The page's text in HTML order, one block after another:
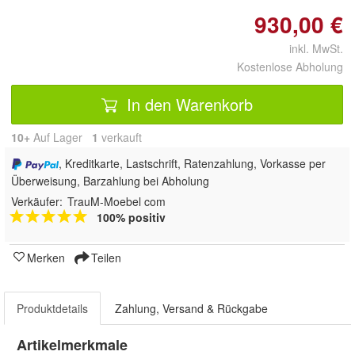
930,00 €
inkl. MwSt.
Kostenlose Abholung
In den Warenkorb
10+ Auf Lager 1 verkauft
, Kreditkarte, Lastschrift, Ratenzahlung, Vorkasse per
Überweisung, Barzahlung bei Abholung
Verkäufer: TrauM-Moebel com
100% positiv
Merken Teilen
Produktdetails Zahlung, Versand & Rückgabe
Artikelmerkmale